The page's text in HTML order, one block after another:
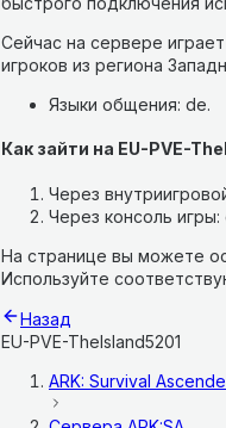
Сейчас на сервере
игроков из региона
Языки общения: de.
Как зайти на EU-PVE-
Через
Через консоль игры:
На странице вы можете
Используйте
Назад
EU-PVE-TheIsland5201
ARK: Survival